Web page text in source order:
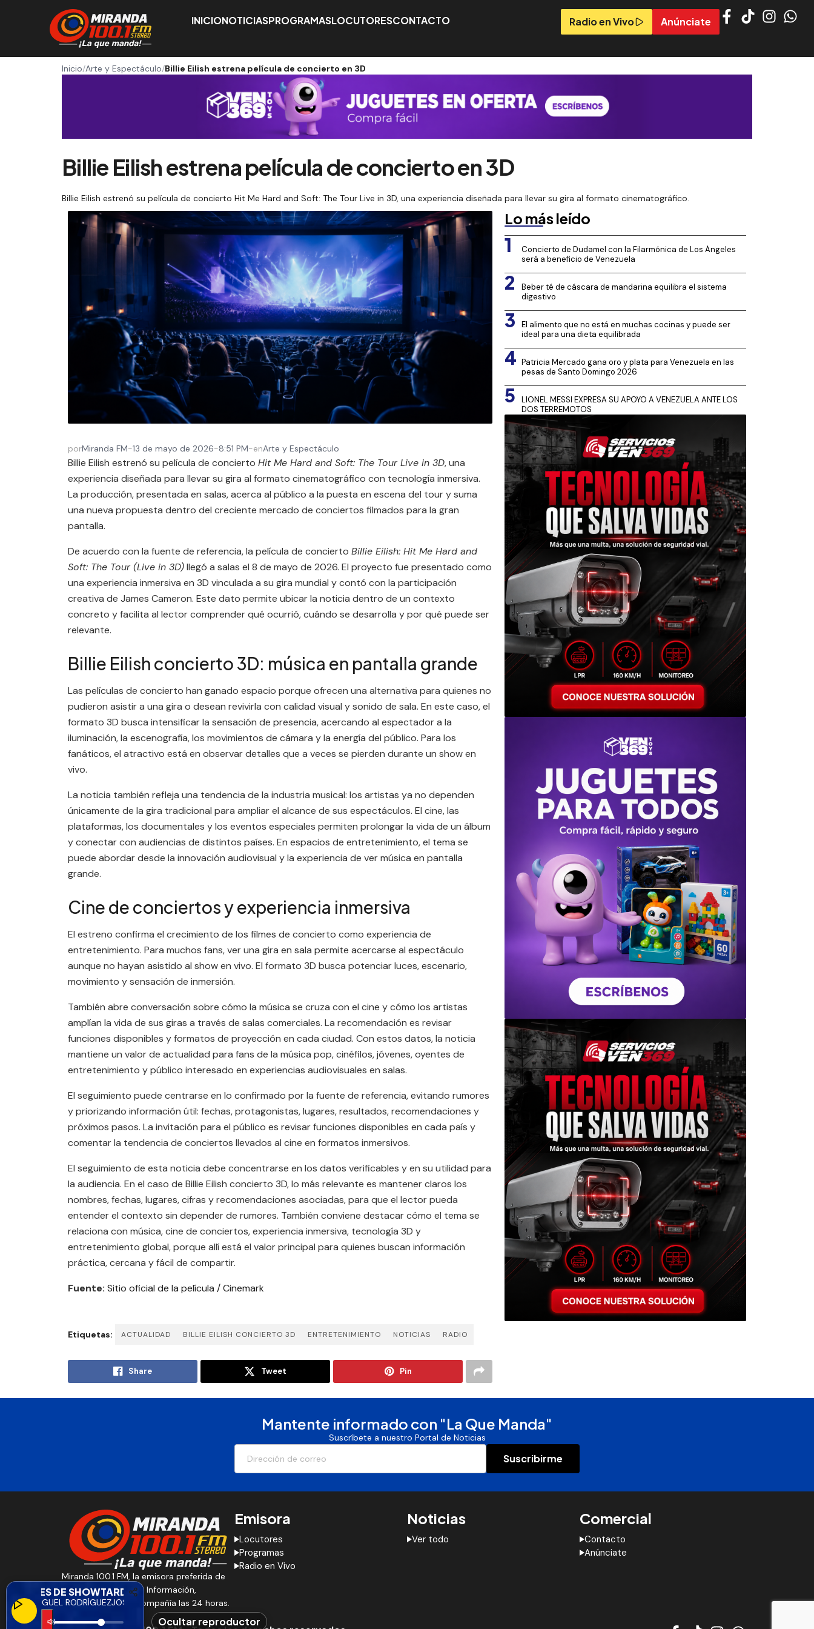
INICIONOTICIASPROGRAMASLOCUTORESCONTACTO Radio en Vivo Anúnciate
Inicio/Arte y Espectáculo/Billie Eilish estrena película de concierto en 3D
Billie Eilish estrena película de concierto en 3D
Billie Eilish estrenó su película de concierto Hit Me Hard and Soft: The Tour Live in 3D, una experiencia diseñada para llevar su gira al formato cinematográfico.
porMiranda FM-13 de mayo de 2026-8:51 PM-enArte y Espectáculo
Billie Eilish estrenó su película de concierto Hit Me Hard and Soft: The Tour Live in 3D, una
experiencia diseñada para llevar su gira al formato cinematográfico con tecnología inmersiva.
La producción, presentada en salas, acerca al público a la puesta en escena del tour y suma
una nueva propuesta dentro del creciente mercado de conciertos filmados para la gran
pantalla.
De acuerdo con la fuente de referencia, la película de concierto Billie Eilish: Hit Me Hard and
Soft: The Tour (Live in 3D)llegó a salas el 8 de mayo de 2026. El proyecto fue presentado como
una experiencia inmersiva en 3D vinculada a su gira mundial y contó con la participación
creativa de James Cameron. Este dato permite ubicar la noticia dentro de un contexto
concreto y facilita al lector comprender qué ocurrió, cuándo se desarrolla y por qué puede ser
relevante.
Billie Eilish concierto 3D: música en pantalla grande
Las películas de concierto han ganado espacio porque ofrecen una alternativa para quienes no
pudieron asistir a una gira o desean revivirla con calidad visual y sonido de sala. En este caso, el
formato 3D busca intensificar la sensación de presencia, acercando al espectador a la
iluminación, la escenografía, los movimientos de cámara y la energía del público. Para los
fanáticos, el atractivo está en observar detalles que a veces se pierden durante un show en
vivo.
La noticia también refleja una tendencia de la industria musical: los artistas ya no dependen
únicamente de la gira tradicional para ampliar el alcance de sus espectáculos. El cine, las
plataformas, los documentales y los eventos especiales permiten prolongar la vida de un álbum
y conectar con audiencias de distintos países. En espacios de entretenimiento, el tema se
puede abordar desde la innovación audiovisual y la experiencia de ver música en pantalla
grande.
Cine de conciertos y experiencia inmersiva
El estreno confirma el crecimiento de los filmes de concierto como experiencia de
entretenimiento. Para muchos fans, ver una gira en sala permite acercarse al espectáculo
aunque no hayan asistido al show en vivo. El formato 3D busca potenciar luces, escenario,
movimiento y sensación de inmersión.
También abre conversación sobre cómo la música se cruza con el cine y cómo los artistas
amplían la vida de sus giras a través de salas comerciales. La recomendación es revisar
funciones disponibles y formatos de proyección en cada ciudad. Con estos datos, la noticia
mantiene un valor de actualidad para fans de la música pop, cinéfilos, jóvenes, oyentes de
entretenimiento y público interesado en experiencias audiovisuales en salas.
El seguimiento puede centrarse en lo confirmado por la fuente de referencia, evitando rumores
y priorizando información útil: fechas, protagonistas, lugares, resultados, recomendaciones y
próximos pasos. La invitación para el público es revisar funciones disponibles en cada país y
comentar la tendencia de conciertos llevados al cine en formatos inmersivos.
El seguimiento de esta noticia debe concentrarse en los datos verificables y en su utilidad para
la audiencia. En el caso de Billie Eilish concierto 3D, lo más relevante es mantener claros los
nombres, fechas, lugares, cifras y recomendaciones asociadas, para que el lector pueda
entender el contexto sin depender de rumores. También conviene destacar cómo el tema se
relaciona con música, cine de conciertos, experiencia inmersiva, tecnología 3D y
entretenimiento global, porque allí está el valor principal para quienes buscan información
práctica, cercana y fácil de compartir.
Fuente: Sitio oficial de la película / Cinemark
Etiquetas: ACTUALIDAD BILLIE EILISH CONCIERTO 3D ENTRETENIMIENTO NOTICIAS RADIO
Share Tweet Pin
Lo más leído
1
Concierto de Dudamel con la Filarmónica de Los Ángeles
será a beneficio de Venezuela
2
Beber té de cáscara de mandarina equilibra el sistema
digestivo
3
El alimento que no está en muchas cocinas y puede ser
ideal para una dieta equilibrada
4 Patricia Mercado gana oro y plata para Venezuela en las
pesas de Santo Domingo 2026
5
LIONEL MESSI EXPRESA SU APOYO A VENEZUELA ANTE LOS
DOS TERREMOTOS
Mantente informado con "La Que Manda"
Suscríbete a nuestro Portal de Noticias
Suscribirme
Miranda 100.1 FM, la emisora preferida de
los Altos Mirandinos. Información,
entretenimiento y compañía las 24 horas.
Emisora
Locutores
Programas
Radio en Vivo
Noticias
Ver todo
Comercial
Contacto
Anúnciate
DE SHOWTARDES DE SHOW
MIGUEL RODRÍGUEZJOSÉ MIGUEL RODRÍGUEZ
Ocultar reproductor